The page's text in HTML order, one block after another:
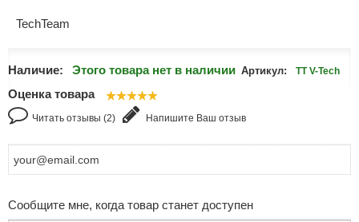
TechTeam
Наличие: Этого товара нет в наличии Артикул: TT V-Tech
Оценка товара
Читать отзывы (2) Напишите Ваш отзыв
Сообщите мне, когда товар станет доступен